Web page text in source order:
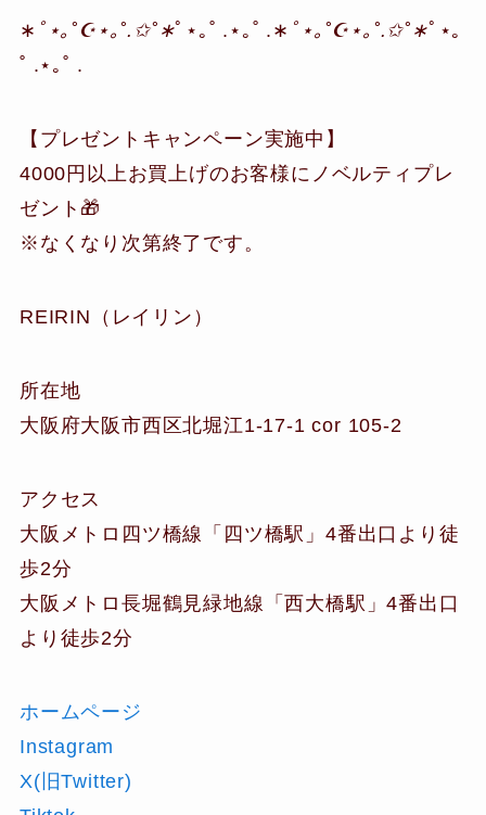
∗ ﾟ⋆｡˚☪︎⋆｡˚.✩˚∗ﾟ⋆｡˚ .⋆｡˚ .∗ ﾟ⋆｡˚☪︎⋆｡˚.✩˚∗ﾟ⋆｡
˚ .⋆｡˚ .
【プレゼントキャンペーン実施中】
4000円以上お買上げのお客様にノベルティプレ
ゼント🎁
※なくなり次第終了です。
REIRIN（レイリン）
所在地
大阪府大阪市西区北堀江1-17-1 cor 105-2
アクセス
大阪メトロ四ツ橋線「四ツ橋駅」4番出口より徒
歩2分
大阪メトロ長堀鶴見緑地線「西大橋駅」4番出口
より徒歩2分
ホームページ
Instagram
X(旧Twitter)